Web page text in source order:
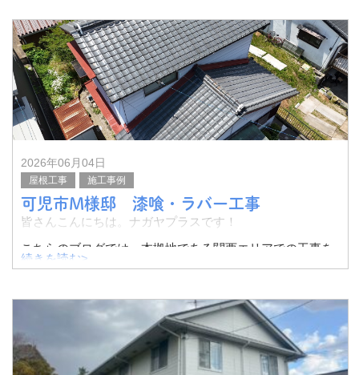
施工前の状態です。
今回T様
2026年06月04日
屋根工事 施工事例
可児市M様邸 漆喰・ラバー工事
皆さんこんにちは。ナガヤプラスです！
こちらのブログでは、本拠地である関西エリアでの工事を
ご紹介していまいりましたが、今回より名古屋支店の手掛
愛知県をはじめとした近隣に
続きを読む>